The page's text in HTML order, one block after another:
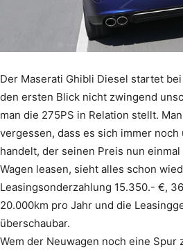
Der Maserati Ghibli Diesel startet
den ersten Blick nicht zwingend
man die 275PS in Relation stellt.
vergessen, dass es sich immer noch
handelt, der seinen Preis nun
Wagen leasen, sieht alles schon
Leasingsonderzahlung 15.350.- €,
20.000km pro Jahr und die
überschaubar.
Wem der Neuwagen noch eine